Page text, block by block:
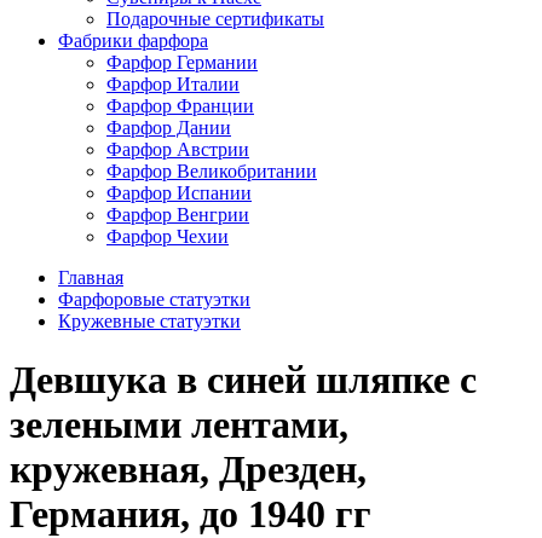
Подарочные сертификаты
Фабрики фарфора
Фарфор Германии
Фарфор Италии
Фарфор Франции
Фарфор Дании
Фарфор Австрии
Фарфор Великобритании
Фарфор Испании
Фарфор Венгрии
Фарфор Чехии
Главная
Фарфоровые статуэтки
Кружевные статуэтки
Девшука в синей шляпке с
зелеными лентами,
кружевная, Дрезден,
Германия, до 1940 гг